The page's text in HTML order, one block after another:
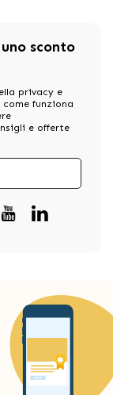
sconto
privacy e
come funziona
e offerte